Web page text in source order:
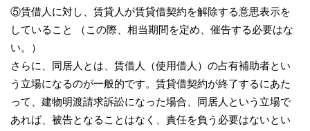
⑤賃借人に対し、賃貸人が賃貸借契約を解除する意思表示を
していること （この際、相当期間を定め、催告する必要はな
い。）
さらに、同居人とは、賃借人（使用借人）の占有補助者とい
う立場になるのが一般的です。賃貸借契約が終了するにあた
って、建物明渡請求訴訟になった場合、同居人という立場で
あれば、被告となることはなく、責任を負う必要はないとい